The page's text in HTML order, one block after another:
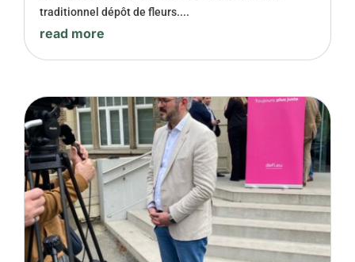
traditionnel dépôt de fleurs....
read more